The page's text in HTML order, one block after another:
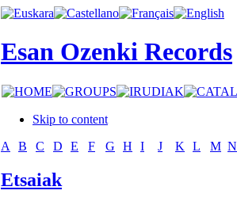
Esan Ozenki Records
Skip to content
A
B C D E F G H I J K L M N
Etsaiak